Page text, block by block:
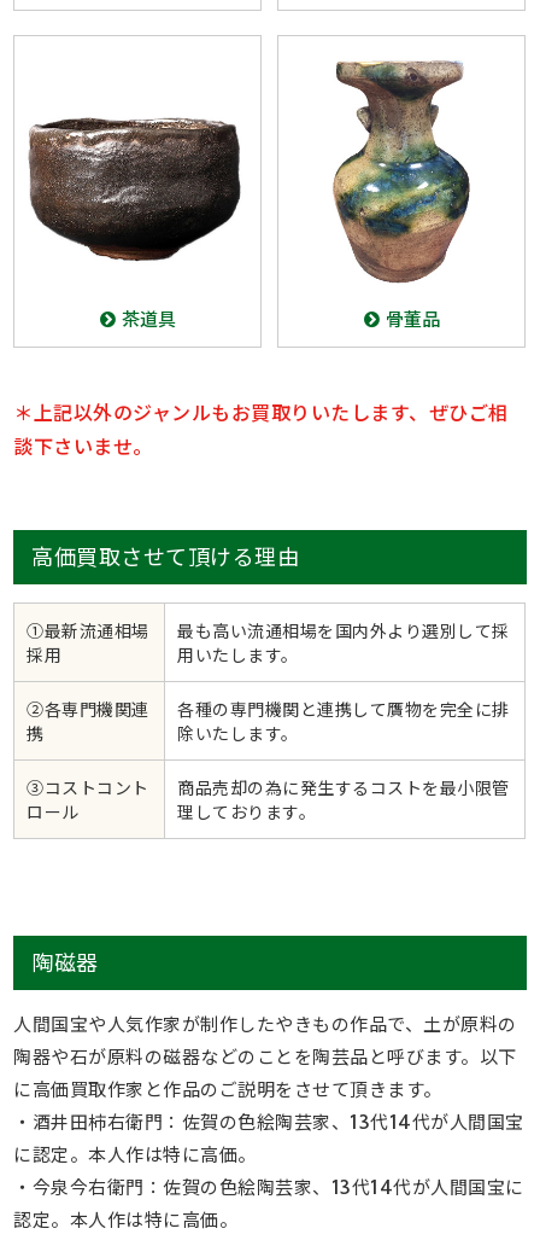
茶道具 骨董品
＊上記以外のジャンルもお買取りいたします、ぜひご相
談下さいませ。
高価買取させて頂ける理由
①最新流通相場
採用
最も高い流通相場を国内外より選別して採
用いたします。
②各専門機関連
携
各種の専門機関と連携して贋物を完全に排
除いたします。
③コストコント
ロール
商品売却の為に発生するコストを最小限管
理しております。
陶磁器
人間国宝や人気作家が制作したやきもの作品で、土が原料の
陶器や石が原料の磁器などのことを陶芸品と呼びます。以下
に高価買取作家と作品のご説明をさせて頂きます。
・酒井田柿右衛門：佐賀の色絵陶芸家、13代14代が人間国宝
に認定。本人作は特に高価。
・今泉今右衛門：佐賀の色絵陶芸家、13代14代が人間国宝に
認定。本人作は特に高価。